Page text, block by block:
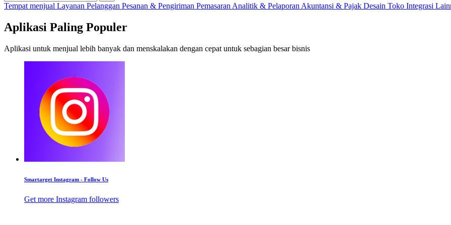
Tempat menjual Layanan Pelanggan Pesanan & Pengiriman Pemasaran Analitik & Pelaporan Akuntansi & Pajak Desain Toko Integrasi
Aplikasi Paling Populer
Aplikasi untuk menjual lebih banyak dan menskalakan dengan cepat untuk sebagian besar bisnis
Smartarget Instagram - Follow Us
Get more Instagram followers